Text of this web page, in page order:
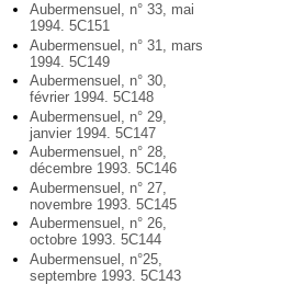
Aubermensuel, n° 33, mai
1994. 5C151
Aubermensuel, n° 31, mars
1994. 5C149
Aubermensuel, n° 30,
février 1994. 5C148
Aubermensuel, n° 29,
janvier 1994. 5C147
Aubermensuel, n° 28,
décembre 1993. 5C146
Aubermensuel, n° 27,
novembre 1993. 5C145
Aubermensuel, n° 26,
octobre 1993. 5C144
Aubermensuel, n°25,
septembre 1993. 5C143